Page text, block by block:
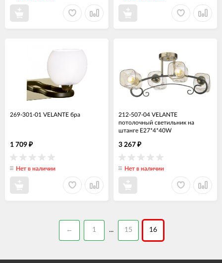
269-301-01 VELANTE бра
1 709 ₽
Нет в наличии
212-507-04 VELANTE
потолочный светильник на
штанге E27*4*40W
3 267 ₽
Нет в наличии
← 1 ... 15 16